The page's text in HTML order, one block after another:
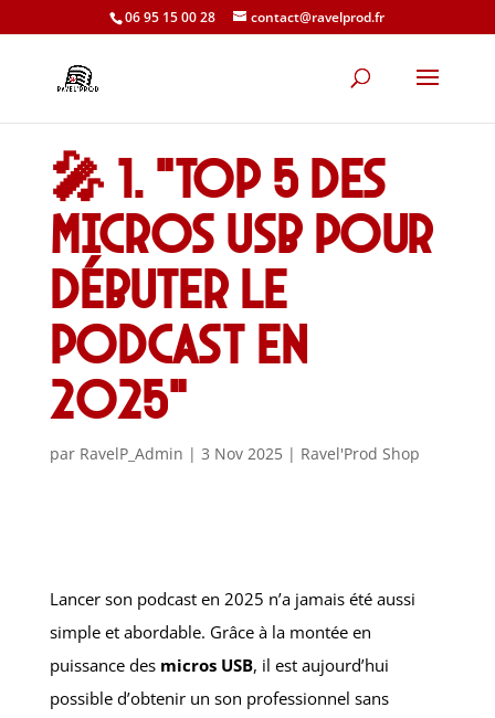
06 95 15 00 28 contact@ravelprod.fr
🎤 1. “Top 5 des
micros USB pour
débuter le
podcast en
2025”
par RavelP_Admin | 3 Nov 2025| Ravel'Prod Shop
Lancer son podcast en 2025 n’a jamais été aussi
simple et abordable. Grâce à la montée en
puissance des micros USB, il est aujourd’hui
possible d’obtenir un son professionnel sans